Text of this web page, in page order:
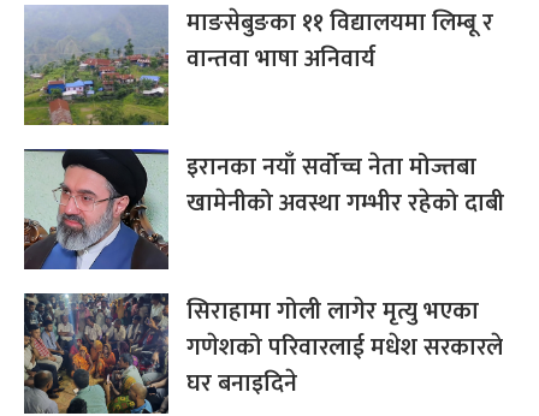
माङसेबुङका ११ विद्यालयमा लिम्बू र
वान्तवा भाषा अनिवार्य
इरानका नयाँ सर्वोच्च नेता मोज्तबा
खामेनीको अवस्था गम्भीर रहेको दाबी
सिराहामा गोली लागेर मृत्यु भएका
गणेशको परिवारलाई मधेश सरकारले
घर बनाइदिने